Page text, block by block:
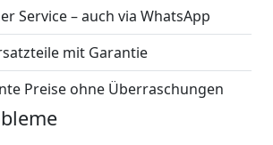
Service – auch via WhatsApp
mit Garantie
Preise ohne Überraschungen